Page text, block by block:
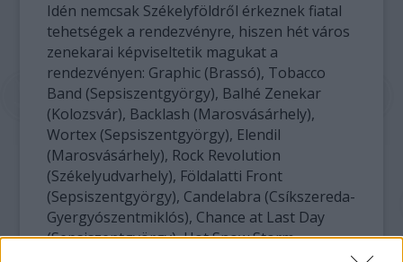
Idén nemcsak Székelyföldről érkeznek fiatal
tehetségek a rendezvényre, hiszen hét város
zenekarai képviseltetik magukat a
rendezvényen: Graphic (Brassó), Tobacco
Band (Sepsiszentgyörgy), Balhé Zenekar
(Kolozsvár), Backlash (Marosvásárhely),
Wortex (Sepsiszentgyörgy), Elendil
(Marosvásárhely), Rock Revolution
(Székelyudvarhely), Földalatti Front
(Sepsiszentgyörgy), Candelabra (Csíkszereda-
Gyergyószentmiklós), Chance at Last Day
(Sepsiszentgyörgy), Hot Snow Storm